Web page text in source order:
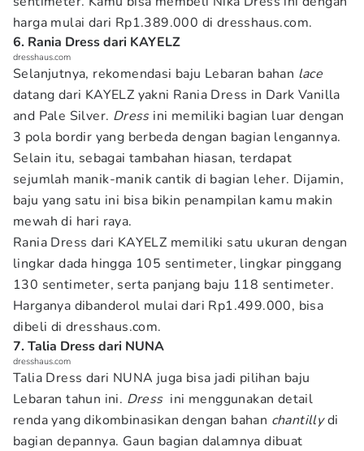
harga mulai dari Rp1.389.000 di dresshaus.com.
6. Rania Dress dari KAYELZ
dresshaus.com
Selanjutnya, rekomendasi baju Lebaran bahan lace
datang dari KAYELZ yakni Rania Dress in Dark Vanilla
and Pale Silver. Dressini memiliki bagian luar dengan
3 pola bordir yang berbeda dengan bagian lengannya.
Selain itu, sebagai tambahan hiasan, terdapat
sejumlah manik-manik cantik di bagian leher. Dijamin,
baju yang satu ini bisa bikin penampilan kamu makin
mewah di hari raya.
Rania Dress dari KAYELZ memiliki satu ukuran dengan
lingkar dada hingga 105 sentimeter, lingkar pinggang
130 sentimeter, serta panjang baju 118 sentimeter.
Harganya dibanderol mulai dari Rp1.499.000, bisa
dibeli di dresshaus.com.
7. Talia Dress dari NUNA
dresshaus.com
Talia Dress dari NUNA juga bisa jadi pilihan baju
Lebaran tahun ini. Dressini menggunakan detail
renda yang dikombinasikan dengan bahan chantillydi
bagian depannya. Gaun bagian dalamnya dibuat